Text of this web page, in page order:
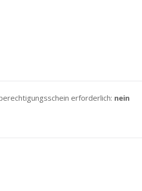
erforderlich: nein